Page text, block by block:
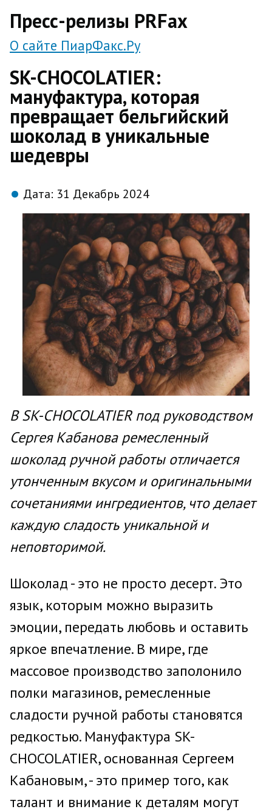
Пресс-релизы PRFax
О сайте ПиарФакс.Ру
SK-CHOCOLATIER:
мануфактура, которая
превращает бельгийский
шоколад в уникальные
шедевры
Дата: 31 Декабрь 2024
В SK-CHOCOLATIER под руководством
Сергея Кабанова ремесленный
шоколад ручной работы отличается
утонченным вкусом и оригинальными
сочетаниями ингредиентов, что делает
каждую сладость уникальной и
неповторимой.
Шоколад - это не просто десерт. Это
язык, которым можно выразить
эмоции, передать любовь и оставить
яркое впечатление. В мире, где
массовое производство заполонило
полки магазинов, ремесленные
сладости ручной работы становятся
редкостью. Мануфактура SK-
CHOCOLATIER, основанная Сергеем
Кабановым, - это пример того, как
талант и внимание к деталям могут